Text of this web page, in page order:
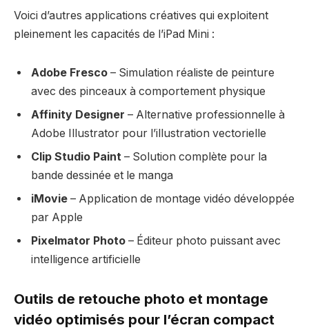
Voici d’autres applications créatives qui exploitent
pleinement les capacités de l’iPad Mini :
Adobe Fresco – Simulation réaliste de peinture
avec des pinceaux à comportement physique
Affinity Designer – Alternative professionnelle à
Adobe Illustrator pour l’illustration vectorielle
Clip Studio Paint – Solution complète pour la
bande dessinée et le manga
iMovie – Application de montage vidéo développée
par Apple
Pixelmator Photo – Éditeur photo puissant avec
intelligence artificielle
Outils de retouche photo et montage
vidéo optimisés pour l’écran compact